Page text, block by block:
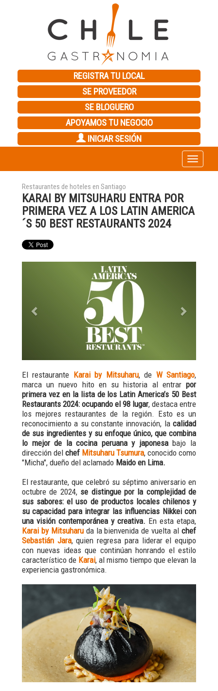
REGISTRA TU LOCAL
SE PROVEEDOR
SE BLOGUERO
APOYAMOS TU NEGOCIO
INICIAR SESIÓN
Toggle
navigation
Restaurantes de hoteles en Santiago
KARAI BY MITSUHARU ENTRA POR
PRIMERA VEZ A LOS LATIN AMERICA
´S 50 BEST RESTAURANTS 2024
El restaurante Karai by Mitsuharu, de W Santiago,
marca un nuevo hito en su historia al entrar por
primera vez en la lista de los Latin America’s 50 Best
Restaurants 2024: ocupando el 98 lugar, destaca entre
los mejores restaurantes de la región. Esto es un
reconocimiento a su constante innovación, la calidad
de sus ingredientes y su enfoque único, que combina
lo mejor de la cocina peruana y japonesabajo la
dirección del chef Mitsuharu Tsumura, conocido como
"Micha", dueño del aclamado Maido en Lima.
El restaurante, que celebró su séptimo aniversario en
octubre de 2024, se distingue por la complejidad de
sus sabores: el uso de productos locales chilenos y
su capacidad para integrar las influencias Nikkei con
una visión contemporánea y creativa. En esta etapa,
Karai by Mitsuharuda la bienvenida de vuelta alchef
Sebastián Jara, quien regresa para liderar el equipo
con nuevas ideas que continúan honrando el estilo
característico de Karai, al mismo tiempo que elevan la
experiencia gastronómica.